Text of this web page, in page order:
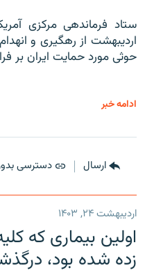
اردیبهشت از رهگیری و
حوثی‌ مورد حمایت ایران بر
ادامه خبر
ارسال دسترسی
اردیبهشت ۲۴, ۱۴۰۳
اولین بیماری که
زده شده بود،